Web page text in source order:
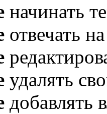
начинать
отвечать
удалять
добавлять